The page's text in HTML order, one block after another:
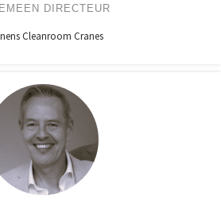
DIRECTEUR
Cleanroom Cranes